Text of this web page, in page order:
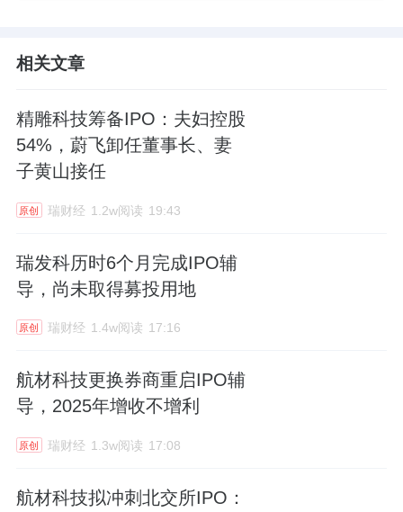
相关文章
精雕科技筹备IPO：夫妇控股
54%，蔚飞卸任董事长、妻
子黄山接任
原创 瑞财经 1.2w阅读 19:43
瑞发科历时6个月完成IPO辅
导，尚未取得募投用地
原创 瑞财经 1.4w阅读 17:16
航材科技更换券商重启IPO辅
导，2025年增收不增利
原创 瑞财经 1.3w阅读 17:08
航材科技拟冲刺北交所IPO：